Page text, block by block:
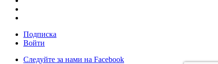
Подписка
Войти
Следуйте за нами на Facebook